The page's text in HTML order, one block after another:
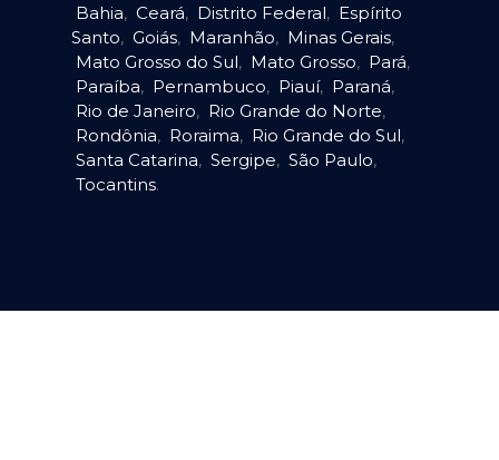
Bahia, Ceará, Distrito Federal, Espírito
Santo, Goiás, Maranhão, Minas Gerais,
Mato Grosso do Sul, Mato Grosso, Pará,
Paraíba, Pernambuco, Piauí, Paraná,
Rio de Janeiro, Rio Grande do Norte,
Rondônia, Roraima, Rio Grande do Sul,
Santa Catarina, Sergipe, São Paulo,
Tocantins.